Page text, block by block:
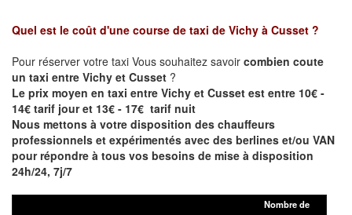
Quel est le coût d'une course de taxi de Vichy à Cusset ?
Pour réserver votre taxi Vous souhaitez savoir combien coute
un taxi entre Vichy et Cusset ?
Le prix moyen en taxi entre Vichy et Cusset est entre 10€ -
14€ tarif jour et 13€ - 17€ tarif nuit
Nous mettons à votre disposition des chauffeurs
professionnels et expérimentés avec des berlines et/ou VAN
pour répondre à tous vos besoins de mise à disposition
24h/24, 7j/7
Nombre de